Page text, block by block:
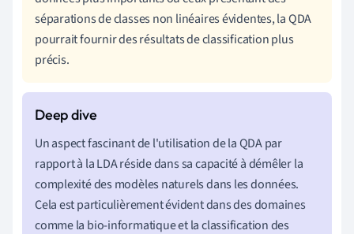
séparations de classes non linéaires évidentes, la QDA
pourrait fournir des résultats de classification plus
précis.
Un aspect fascinant de l'utilisation de la QDA par
rapport à la LDA réside dans sa capacité à démêler la
complexité des modèles naturels dans les données.
Cela est particulièrement évident dans des domaines
comme la bio-informatique et la classification des